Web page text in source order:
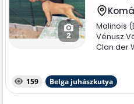
2
Malinois
Vénusz
Clan der
159 Belga juhászkutya